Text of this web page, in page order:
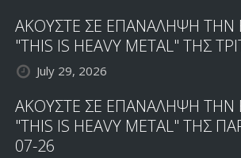
ΑΚΟΥΣΤΕ ΣΕ ΕΠΑΝΑΛΗΨΗ
"THIS IS HEAVY METAL" ΤΗΣ
July 29, 2026
ΑΚΟΥΣΤΕ ΣΕ ΕΠΑΝΑΛΗΨΗ
"THIS IS HEAVY METAL" ΤΗΣ
07-26